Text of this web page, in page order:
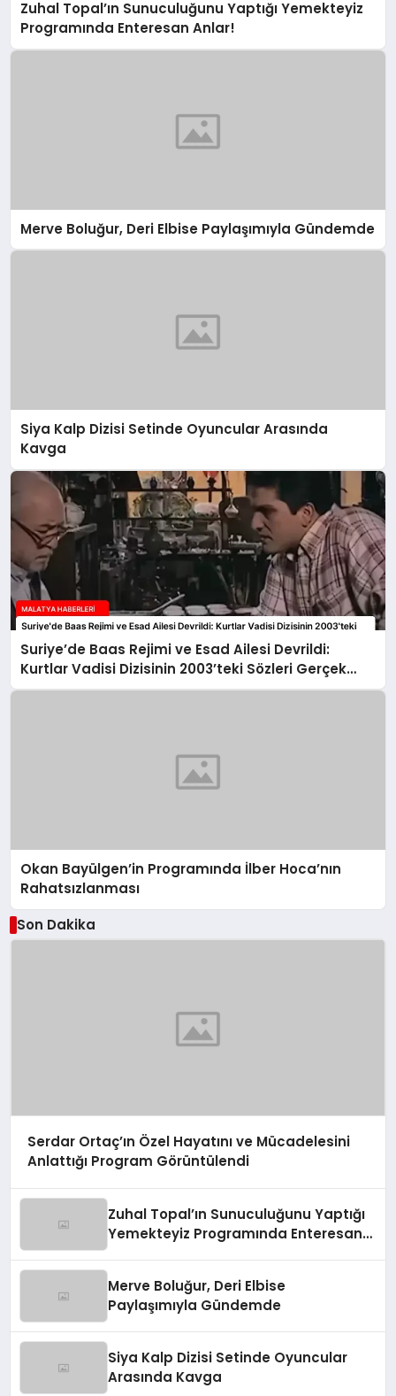
Zuhal Topal’ın Sunuculuğunu Yaptığı Yemekteyiz
Programında Enteresan Anlar!
Merve Boluğur, Deri Elbise Paylaşımıyla Gündemde
Siya Kalp Dizisi Setinde Oyuncular Arasında
Kavga
Suriye’de Baas Rejimi ve Esad Ailesi Devrildi:
Kurtlar Vadisi Dizisinin 2003’teki Sözleri Gerçek
Oldu
Okan Bayülgen’in Programında İlber Hoca’nın
Rahatsızlanması
Son Dakika
Serdar Ortaç’ın Özel Hayatını ve Mücadelesini
Anlattığı Program Görüntülendi
Zuhal Topal’ın Sunuculuğunu Yaptığı
Yemekteyiz Programında Enteresan
Merve Boluğur, Deri Elbise
Paylaşımıyla Gündemde
Siya Kalp Dizisi Setinde Oyuncular
Arasında Kavga